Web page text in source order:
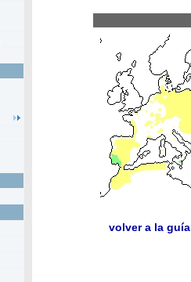
volver a la guía